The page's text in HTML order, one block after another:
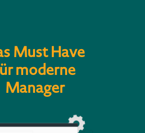
Must Have
moderne
Manager